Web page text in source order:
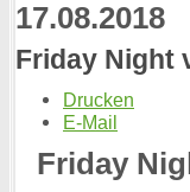
17.08.2018
Friday Night
Drucken
E-Mail
Friday